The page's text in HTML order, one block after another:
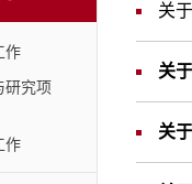
作
研究项
作
关
关
关